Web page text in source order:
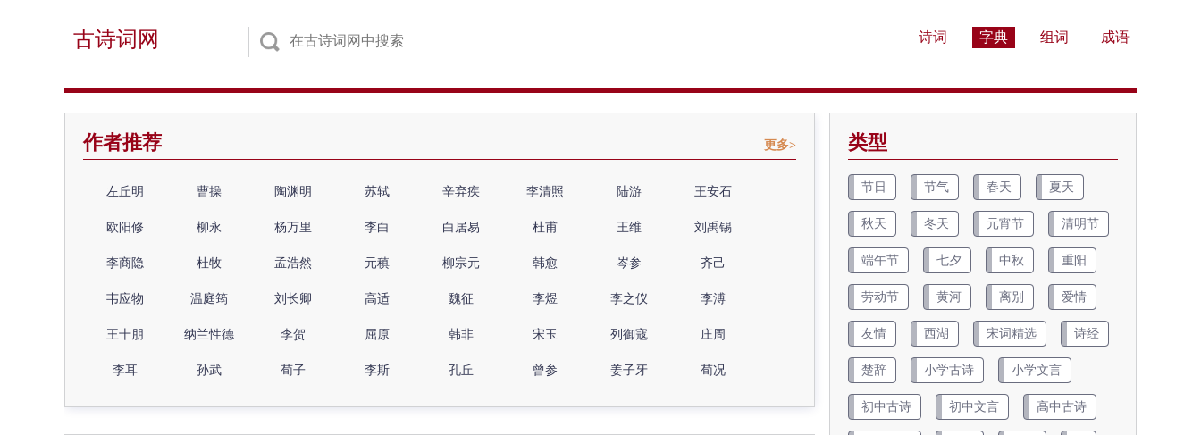
古诗词网 诗词 字典 组词 成语
作者推荐 更多>
左丘明 曹操 陶渊明 苏轼 辛弃疾 李清照 陆游 王安石
欧阳修 柳永 杨万里 李白 白居易 杜甫 王维 刘禹锡
李商隐 杜牧 孟浩然 元稹 柳宗元 韩愈 岑参 齐己
韦应物 温庭筠 刘长卿 高适 魏征 李煜 李之仪 李溥
王十朋 纳兰性德 李贺 屈原 韩非 宋玉 列御寇 庄周
李耳 孙武 荀子 李斯 孔丘 曾参 姜子牙 荀况
类型
节日 节气 春天 夏天
秋天 冬天 元宵节 清明节
端午节 七夕 中秋 重阳
劳动节 黄河 离别 爱情
友情 西湖 宋词精选 诗经
楚辞 小学古诗 小学文言
初中古诗 初中文言 高中古诗